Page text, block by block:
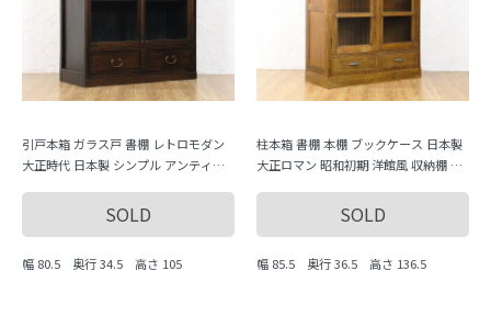
引戸本箱 ガラス戸 書棚 レトロモダン
大正時代 日本製 シンプル アンティー
SOLD
幅 80.5 奥行 34.5 高さ 105
柱本箱 書棚 本棚 ブックケース 日本製
大正ロマン 昭和初期 洋館風 収納棚 キ
SOLD
幅 85.5 奥行 36.5 高さ 136.5